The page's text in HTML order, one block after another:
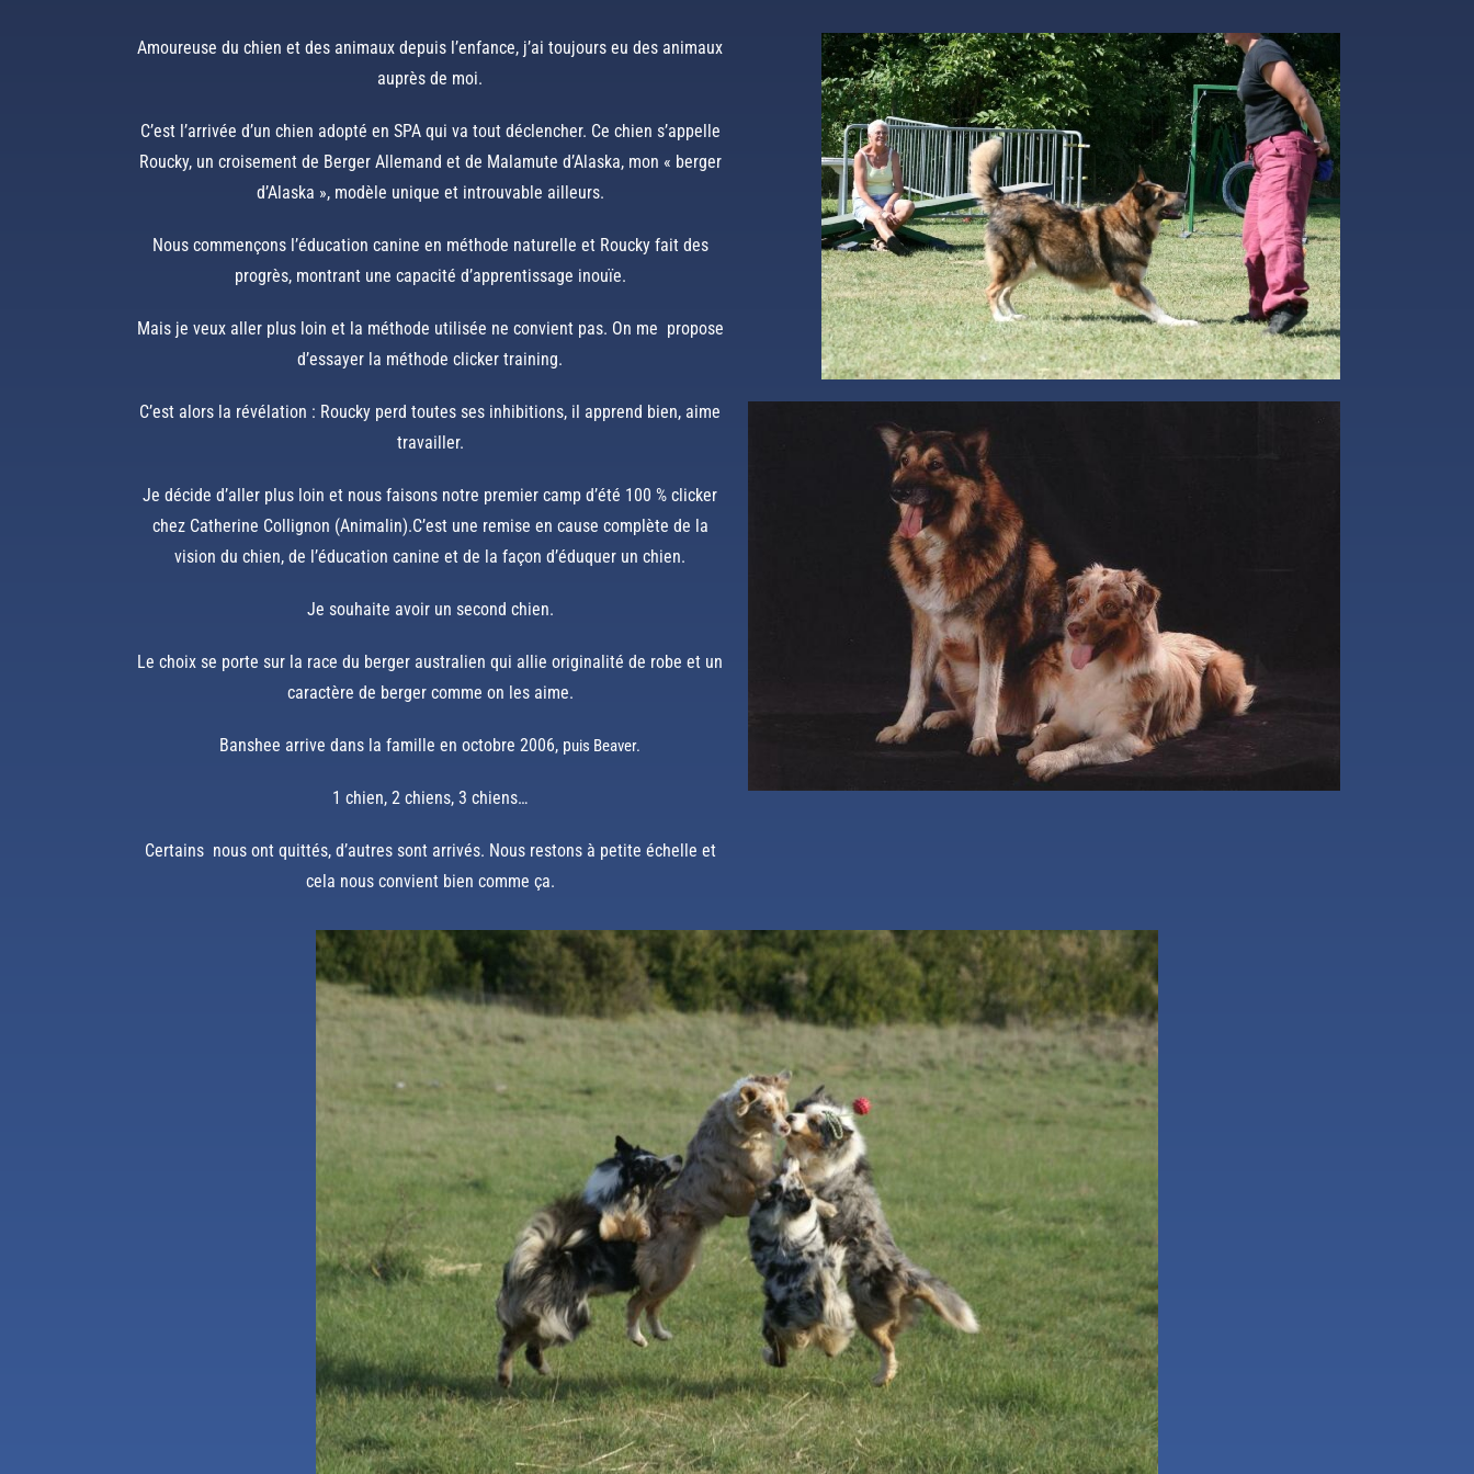
Amoureuse du chien et des animaux depuis l’enfance, j’ai toujours eu des animaux
auprès de moi.
C’est l’arrivée d’un chien adopté en SPA qui va tout déclencher. Ce chien s’appelle
Roucky, un croisement de Berger Allemand et de Malamute d’Alaska, mon « berger
d’Alaska », modèle unique et introuvable ailleurs.
Nous commençons l’éducation canine en méthode naturelle et Roucky fait des
progrès, montrant une capacité d’apprentissage inouïe.
Mais je veux aller plus loin et la méthode utilisée ne convient pas. On me propose
d’essayer la méthode clicker training.
C’est alors la révélation : Roucky perd toutes ses inhibitions, il apprend bien, aime
travailler.
Je décide d’aller plus loin et nous faisons notre premier camp d’été 100 % clicker
chez Catherine Collignon (Animalin).C’est une remise en cause complète de la
vision du chien, de l’éducation canine et de la façon d’éduquer un chien.
Je souhaite avoir un second chien.
Le choix se porte sur la race du berger australien qui allie originalité de robe et un
caractère de berger comme on les aime.
Banshee arrive dans la famille en octobre 2006, puis Beaver.
1 chien, 2 chiens, 3 chiens…
Certains nous ont quittés, d’autres sont arrivés. Nous restons à petite échelle et
cela nous convient bien comme ça.